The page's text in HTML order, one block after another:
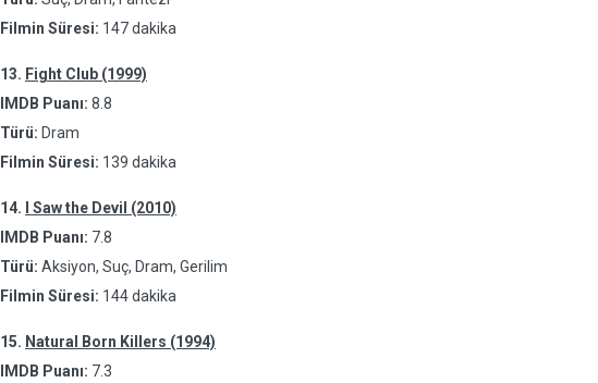
Filmin Süresi: 147 dakika
13. Fight Club (1999)
IMDB Puanı: 8.8
Türü: Dram
Filmin Süresi: 139 dakika
14.
I Saw the Devil (2010)
IMDB Puanı: 7.8
Türü: Aksiyon, Suç, Dram, Gerilim
Filmin Süresi: 144 dakika
15. Natural Born Killers (1994)
IMDB Puanı: 7.3